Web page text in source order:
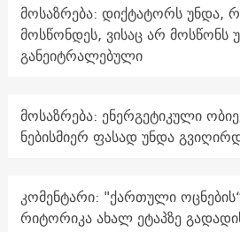
მოსაზრება: დიქტატორს უნდა,
მოსწონდეს, ვისაც არ მოსწონს
განეიტრალებული
მოსაზრება: ენერგეტიკული
ნებისმიერ ფასად უნდა
კომენტარი: "ქართული
რიტორიკა ახალ ეტაპზე